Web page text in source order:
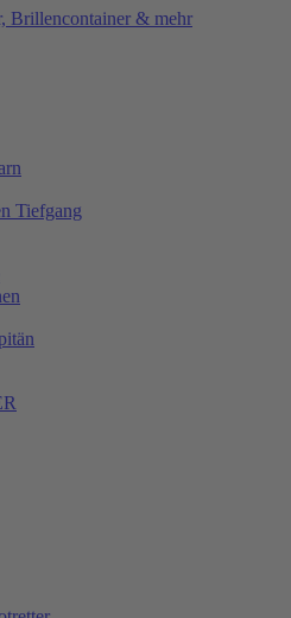
Brillencontainer & mehr
Tiefgang